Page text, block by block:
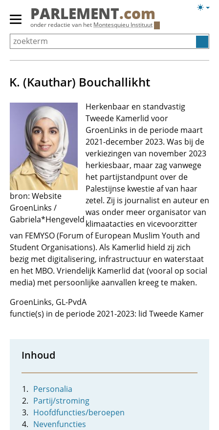
Overslaan
Primair
menu
tonen/verbergen
PARLEMENT.com
onder redactie van het Montesquieu Instituut
K. (Kauthar) Bouchallikht
bron: Website
GroenLinks /
Gabriela*Hengeveld
Herkenbaar en standvastig
Tweede Kamerlid voor
GroenLinks in de periode maart
2021-december 2023. Was bij de
verkiezingen van november 2023
herkiesbaar, maar zag vanwege
het partijstandpunt over de
Palestijnse kwestie af van haar
zetel. Zij is journalist en auteur en
was onder meer organisator van
klimaatacties en vicevoorzitter
van FEMYSO (Forum of European Muslim Youth and
Student Organisations). Als Kamerlid hield zij zich
bezig met digitalisering, infrastructuur en waterstaat
en het MBO. Vriendelijk Kamerlid dat (vooral op social
media) met persoonlijke aanvallen kreeg te maken.
GroenLinks, GL-PvdA
functie(s) in de periode 2021-2023: lid Tweede Kamer
Inhoud
Personalia
Partij/stroming
Hoofdfuncties/beroepen
Nevenfuncties